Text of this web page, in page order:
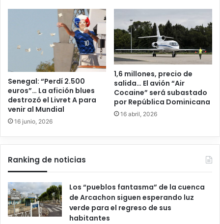
Senegal: “Perdí 2.500
euros”… La afición blues
destrozó el Livret A para
venir al Mundial
16 junio, 2026
1,6 millones, precio de
salida… El avión “Air
Cocaine” será subastado
por República Dominicana
16 abril, 2026
Ranking de noticias
Los “pueblos fantasma” de la cuenca
de Arcachon siguen esperando luz
verde para el regreso de sus
habitantes